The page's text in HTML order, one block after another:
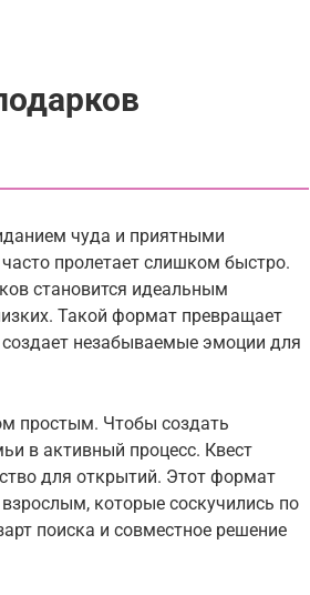
чуда и приятными
пролетает слишком быстро.
становится идеальным
Такой формат превращает
незабываемые эмоции для
простым. Чтобы создать
в активный процесс. Квест
для открытий. Этот формат
которые соскучились по
поиска и совместное решение